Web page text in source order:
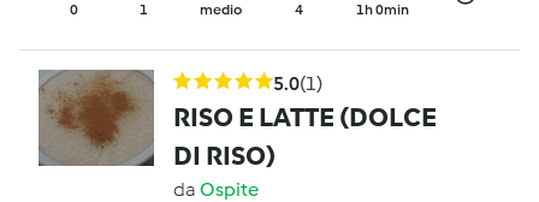
0 1 medio 4 1h 0min
5.0(1)
RISO E LATTE (DOLCE
DI RISO)
da Ospite